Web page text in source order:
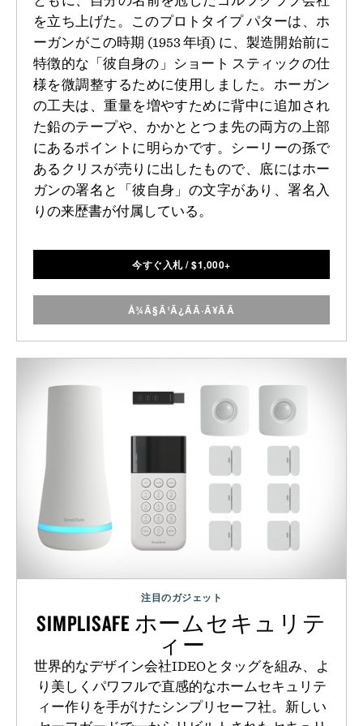
を立ち上げた。このプロトタイプ パターは、ホ
ーガンがこの時期 (1953 年頃) に、製造開始前に
特徴的な「彼自身の」ショート スティックの仕
様を微調整するために使用しました。ホーガン
の工夫は、重量を増やすために背中に追加され
た鉛のテープや、かかととつま先の両方の上部
にあるポイントに明らかです。シーリーの孫で
あるクリスが売りに出したもので、底にはホー
ガンの署名と「彼自身」の文字があり、署名入
りの来歴書が付属している。
今すぐ入札/$1,000+
Å¾Ã§Ã¹Ã¿ÃÃ·Ã¥ÃÃ
注目のガジェット
SIMPLISAFE ホームセキュリテ
ィー
世界的なデザイン会社IDEOとタッグを組み、よ
り美しくパワフルで直感的なホームセキュリテ
ィー作りを手がけたシンプリセーフ社。新しい